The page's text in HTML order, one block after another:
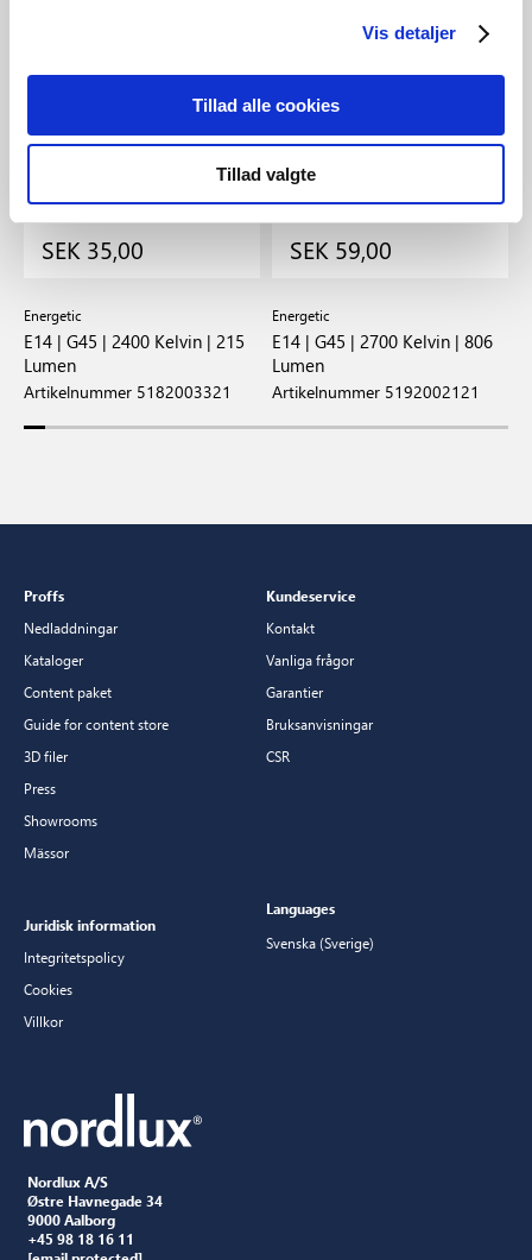
Vis detaljer
Tillad alle cookies
Tillad valgte
SEK 35,00
Energetic
E14 | G45 | 2400 Kelvin | 215
Lumen
Artikelnummer 5182003321
SEK 59,00
Energetic
E14 | G45 | 2700 Kelvin | 806
Lumen
Artikelnummer 5192002121
Nordlux A/S
Østre Havnegade 34
9000 Aalborg
+45 98 18 16 11
Proffs
Nedladdningar
Kataloger
Content paket
Guide for content store
3D filer
Press
Showrooms
Mässor
Kundeservice
Kontakt
Vanliga frågor
Garantier
Bruksanvisningar
CSR
Juridisk information
Integritetspolicy
Cookies
Villkor
Languages
Svenska (Sverige)